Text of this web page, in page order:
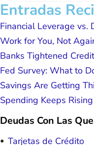
Entradas
Financial Leverage vs.
Work for You, Not
Banks Tightened
Fed Survey: What to
Savings Are Getting
Spending Keeps Rising
Deudas Con Las
Tarjetas de Crédito